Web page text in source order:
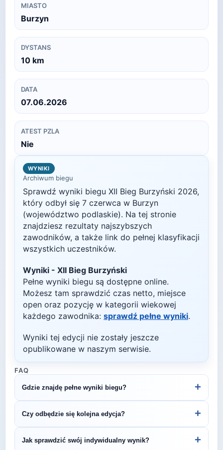
MIASTO
Burzyn
DYSTANS
10 km
DATA
07.06.2026
ATEST PZLA
Nie
WYNIKI
Archiwum biegu
Sprawdź wyniki biegu XII Bieg Burzyński 2026,
który odbył się 7 czerwca w Burzyn
(województwo podlaskie). Na tej stronie
znajdziesz rezultaty najszybszych
zawodników, a także link do pełnej klasyfikacji
wszystkich uczestników.
Wyniki - XII Bieg Burzyński
Pełne wyniki biegu są dostępne online.
Możesz tam sprawdzić czas netto, miejsce
open oraz pozycję w kategorii wiekowej
każdego zawodnika: sprawdź pełne wyniki.
Wyniki tej edycji nie zostały jeszcze
opublikowane w naszym serwisie.
FAQ
Gdzie znajdę pełne wyniki biegu? +
stronie internetowej lub na platformach takich jak
LiveTracking, RunnerSpace czy MarathonSport.
Czy odbędzie się kolejna edycja? +
Śledź stronę organizatora lub ZawodyBiegowe.pl,
Jak sprawdzić swój indywidualny wynik? +